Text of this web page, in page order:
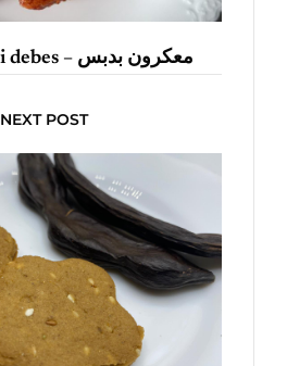
Maacroun bi debes – معكرون بدبس
NEXT POST